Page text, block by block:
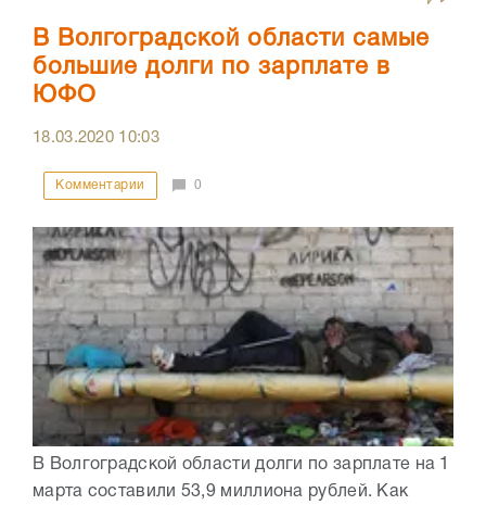
В Волгоградской области самые
большие долги по зарплате в
ЮФО
18.03.2020 10:03
Комментарии 0
В Волгоградской области долги по зарплате на 1
марта составили 53,9 миллиона рублей. Как